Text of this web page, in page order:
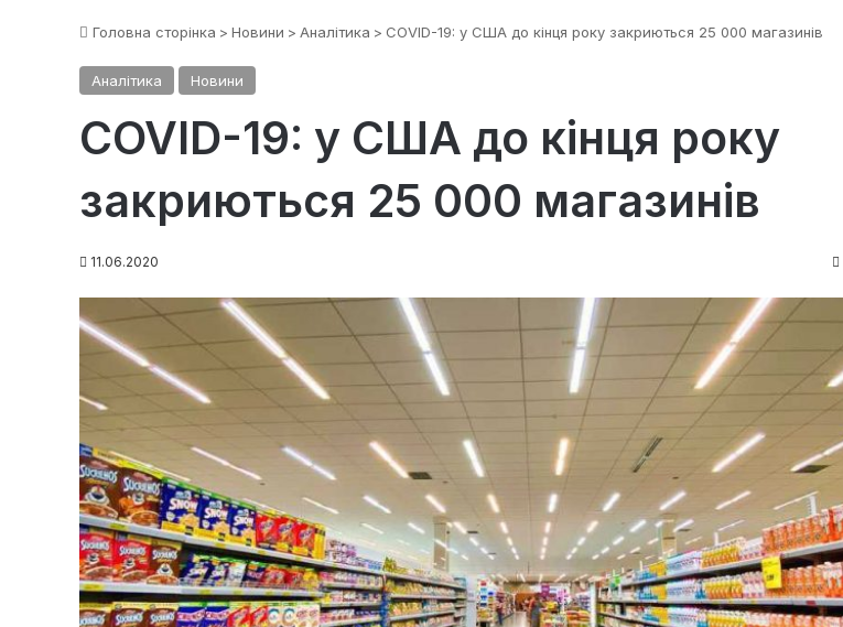
Головна сторінка > Новини > Аналітика > COVID-19: у США до кінця року закриються 25 000 магазинів
Аналітика Новини
COVID-19: у США до кінця року
закриються 25 000 магазинів
11.06.2020